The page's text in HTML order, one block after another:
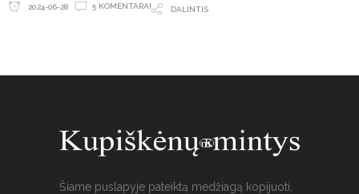
2024-06-28 5 KOMENTARAI DALINTIS
Šiame puslapyje pateiktą medžiagą kopijuoti,